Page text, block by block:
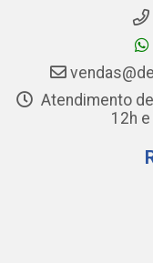
Atendimento
12h